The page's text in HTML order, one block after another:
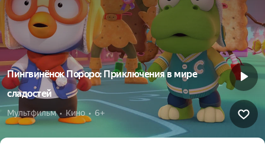
Пингвинёнок Пороро: Приключения в мире
сладостей
Мультфильм  •  Кино  •  6+